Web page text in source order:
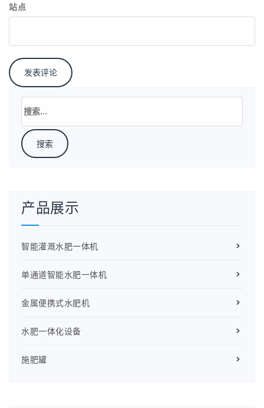
站点
索：
产品展示
智能灌溉水肥一体机
单通道智能水肥一体机
金属便携式水肥机
水肥一体化设备
施肥罐